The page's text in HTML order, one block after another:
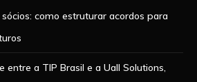
como estruturar acordos para
entre a TIP Brasil e a Uall Solutions,